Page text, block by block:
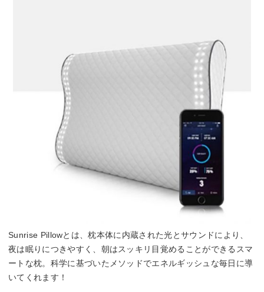
Sunrise Pillowとは、枕本体に内蔵された光とサウンドにより、
夜は眠りにつきやすく、朝はスッキリ目覚めることができるスマ
ートな枕。科学に基づいたメソッドでエネルギッシュな毎日に導
いてくれます！